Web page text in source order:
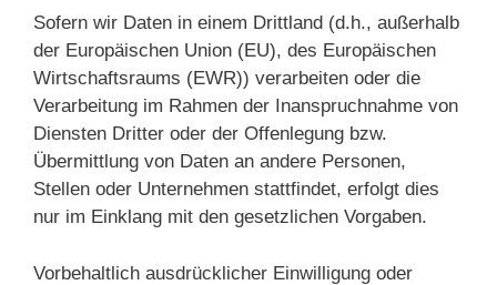
Sofern wir Daten in einem Drittland (d.h., außerhalb
der Europäischen Union (EU), des Europäischen
Wirtschaftsraums (EWR)) verarbeiten oder die
Verarbeitung im Rahmen der Inanspruchnahme von
Diensten Dritter oder der Offenlegung bzw.
Übermittlung von Daten an andere Personen,
Stellen oder Unternehmen stattfindet, erfolgt dies
nur im Einklang mit den gesetzlichen Vorgaben.
Vorbehaltlich ausdrücklicher Einwilligung oder